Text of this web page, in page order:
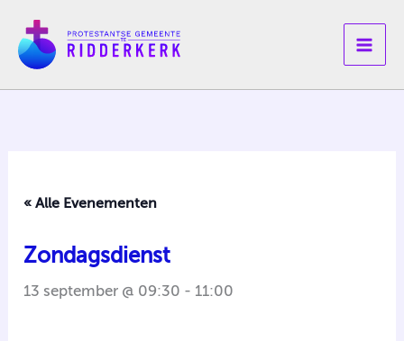
naar
inhoud
« Alle Evenementen
Zondagsdienst
13 september @ 09:30 - 11:00